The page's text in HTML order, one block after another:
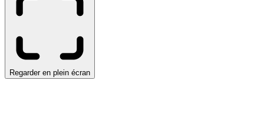
Regarder en plein écran